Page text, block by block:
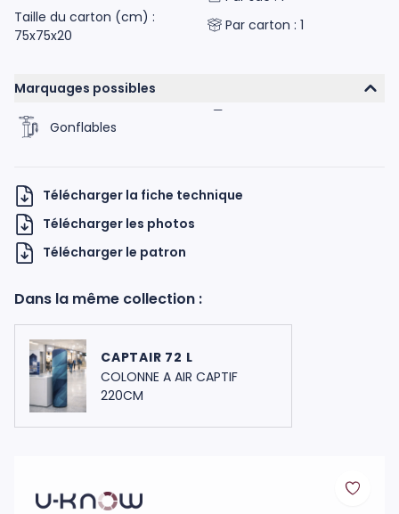
UKNOW
Taille du carton (cm) :
75x75x20
Par carton : 1
Marquages possibles
Gonflables
Télécharger la fiche technique
Télécharger les photos
Télécharger le patron
Dans la même collection :
CAPTAIR 72 L
COLONNE A AIR CAPTIF
220CM